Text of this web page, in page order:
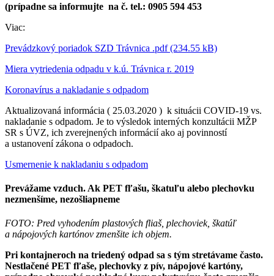
(prípadne sa informujte na č. tel.: 0905 594 453
Viac:
Prevádzkový poriadok SZD Trávnica .pdf (234.55 kB)
Miera vytriedenia odpadu v k.ú. Trávnica r. 2019
Koronavírus a nakladanie s odpadom
Aktualizovaná informácia ( 25.03.2020 ) k situácii COVID-19 vs.
nakladanie s odpadom. Je to výsledok interných konzultácii MŽP
SR s ÚVZ, ich zverejnených informácií ako aj povinností
a ustanovení zákona o odpadoch.
Usmernenie k nakladaniu s odpadom
Prevážame vzduch. Ak PET fľašu, škatuľu alebo plechovku
nezmenšíme, nezošliapneme
FOTO: Pred vyhodením plastových fliaš, plechoviek, škatúľ
a nápojových kartónov zmenšite ich objem.
Pri kontajneroch na triedený odpad sa s tým stretávame často.
Nestlačené PET fľaše, plechovky z pív, nápojové kartóny,